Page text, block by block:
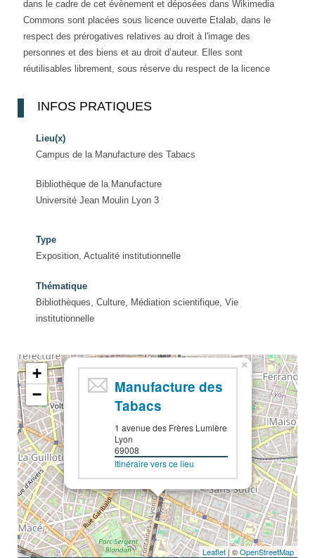
dans le cadre de cet évènement et déposées dans Wikimedia
Commons sont placées sous licence ouverte Etalab, dans le
respect des prérogatives relatives au droit à l'image des
personnes et des biens et au droit d’auteur. Elles sont
réutilisables librement, sous réserve du respect de la licence
INFOS PRATIQUES
Lieu(x)
Campus de la Manufacture des Tabacs
Bibliothèque de la Manufacture
Université Jean Moulin Lyon 3
Type
Exposition, Actualité institutionnelle
Thématique
Bibliothèques, Culture, Médiation scientifique, Vie
institutionnelle
Manufacture des
Tabacs
1 avenue des Frères Lumière
Lyon
69008
Itinéraire vers ce lieu
×
+
−
Leaflet| ©OpenStreetMap